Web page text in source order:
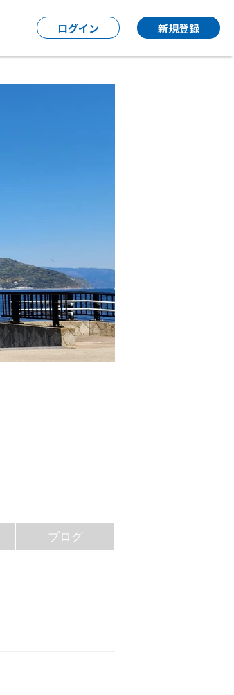
ログイン 新規登録
ブログ